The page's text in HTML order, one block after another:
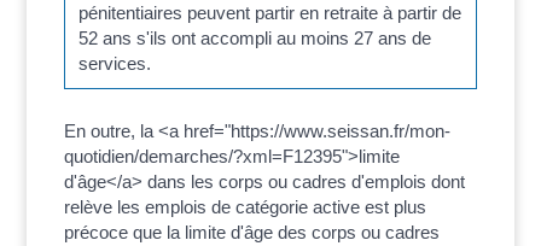
pénitentiaires peuvent partir en retraite à partir de
52 ans s'ils ont accompli au moins 27 ans de
services.
En outre, la <a href="https://www.seissan.fr/mon-
quotidien/demarches/?xml=F12395">limite
d'âge</a> dans les corps ou cadres d'emplois dont
relève les emplois de catégorie active est plus
précoce que la limite d'âge des corps ou cadres